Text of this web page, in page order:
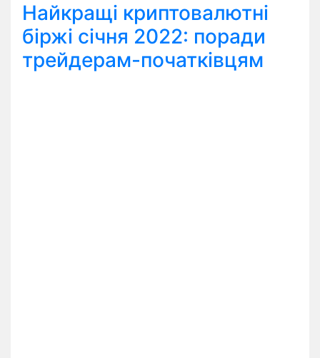
Найкращі криптовалютні
біржі січня 2022: поради
трейдерам-початківцям